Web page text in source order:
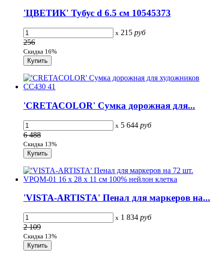
'ЦВЕТИК' Тубус d 6.5 см 10545373
x 215 руб
256
Скидка 16%
'CRETACOLOR' Сумка дорожная для...
x 5 644 руб
6 488
Скидка 13%
'VISTA-ARTISTA' Пенал для маркеров на...
x 1 834 руб
2 109
Скидка 13%